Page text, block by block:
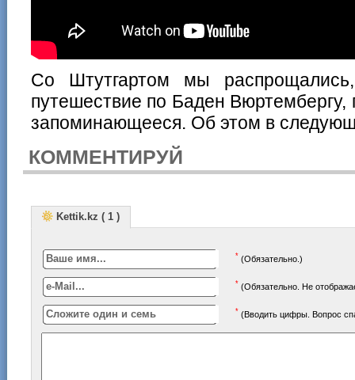
Со Штутгартом мы
путешествие по Баден
запоминающееся. Об этом в
КОММЕНТИРУЙ
Kettik.kz ( 1 )
* (Обязательно.)
* (Обязательно. Не
* (Вводить цифры. Вопрос